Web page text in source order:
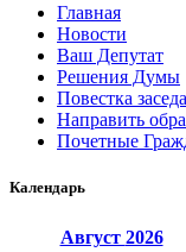
Главная
Новости
Ваш Депутат
Решения Думы
Повестка
Направить
Почетные
Календарь
Август 2026